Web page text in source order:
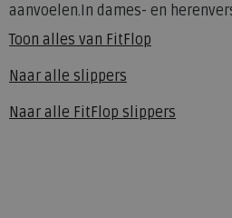
aanvoelen.In dames- en
Toon alles van FitFlop
Naar alle slippers
Naar alle FitFlop slippers